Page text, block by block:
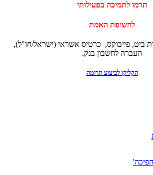
‏תרמו לתמיכה בפעילותי
לחשיפת האמת
ביט, פייבוקס, כרטיס אשראי (ישראל/חו"ל),
העברה לחשבון בנק.
הקליקו לביצוע תרומה